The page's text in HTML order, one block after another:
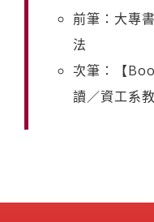
前筆：大專
法
次筆：【
讀／資工系